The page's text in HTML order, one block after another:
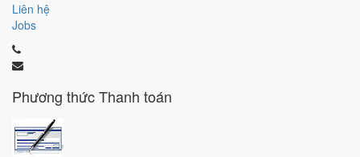
Liên hệ
Jobs
Phương thức Thanh toán